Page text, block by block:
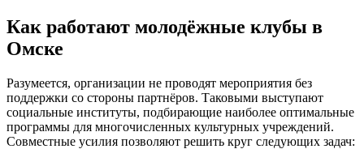
Как работают молодёжные клубы в
Омске
Разумеется, организации не проводят мероприятия без
поддержки со стороны партнёров. Таковыми выступают
социальные институты, подбирающие наиболее оптимальные
программы для многочисленных культурных учреждений.
Совместные усилия позволяют решить круг следующих задач: